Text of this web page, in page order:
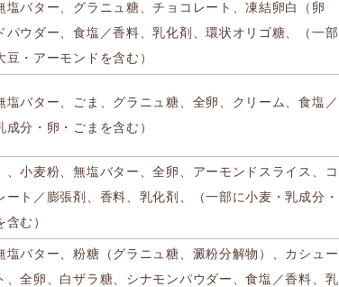
塩バター、グラニュ糖、チョコレート、凍結卵白（卵
パウダー、食塩／香料、乳化剤、環状オリゴ糖、（一部
・アーモンドを含む）
塩バター、ごま、グラニュ糖、全卵、クリーム、食塩／
分・卵・ごまを含む）
、小麦粉、無塩バター、全卵、アーモンドスライス、コ
ート／膨張剤、香料、乳化剤、（一部に小麦・乳成分・
む）
塩バター、粉糖（グラニュ糖、澱粉分解物）、カシュー
、全卵、白ザラ糖、シナモンパウダー、食塩／香料、乳